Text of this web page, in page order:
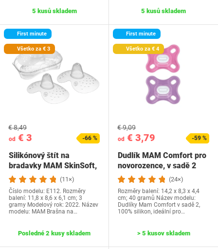
5 kusů skladem 5 kusů skladem
First minute
Všetko za € 3
od € 3
€ 8,49
-66 %
Silikónový štít na
bradavky MAM SkinSoft,
pre podráždenie,…
(11×)
Číslo modelu: E112. Rozměry
balení: 11,8 x 8,6 x 6,1 cm; 3
gramy Modelový rok: 2022. Název
modelu: MAM Brašna na…
Posledné 2 kusy skladem
First minute
Všetko za € 4
od € 3,79
€ 9,09
-59 %
Dudlík MAM Comfort pro
novorozence, v sadě 2
kusů ze…
(24×)
Rozměry balení: 14,2 x 8,3 x 4,4
cm; 40 gramů Název modelu:
Dudlíky Mam Comfort v sadě 2,
100% silikon, ideální pro…
> 5 kusov skladem